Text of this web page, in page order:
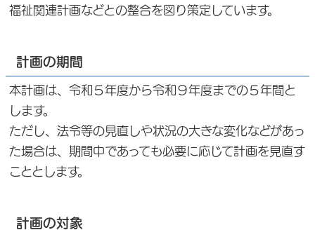
福祉関連計画などとの整合を図り策定しています。
計画の期間
本計画は、令和５年度から令和９年度までの５年間と
します。
ただし、法令等の見直しや状況の大きな変化などがあっ
た場合は、期間中であっても必要に応じて計画を見直す
こととします。
計画の対象